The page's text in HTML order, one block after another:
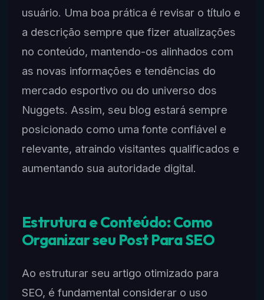
usuário. Uma boa prática é revisar o título e
a descrição sempre que fizer atualizações
no conteúdo, mantendo-os alinhados com
as novas informações e tendências do
mercado esportivo ou do universo dos
Nuggets. Assim, seu blog estará sempre
posicionado como uma fonte confiável e
relevante, atraindo visitantes qualificados e
aumentando sua autoridade digital.
Estrutura e Conteúdo: Como
Organizar seu Post Para SEO
Ao estruturar seu artigo otimizado para
SEO, é fundamental considerar o uso